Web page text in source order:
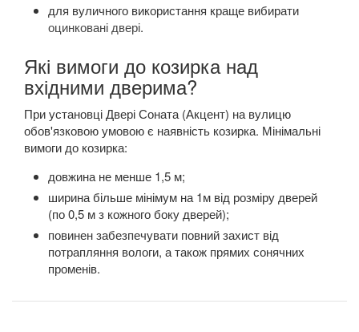
для вуличного використання краще вибирати
оцинковані двері.
Які вимоги до козирка над
вхідними дверима?
При установці Двері Соната (Акцент) на вулицю
обов'язковою умовою є наявність козирка. Мінімальні
вимоги до козирка:
довжина не менше 1,5 м;
ширина більше мінімум на 1м від розміру дверей
(по 0,5 м з кожного боку дверей);
повинен забезпечувати повний захист від
потрапляння вологи, а також прямих сонячних
променів.